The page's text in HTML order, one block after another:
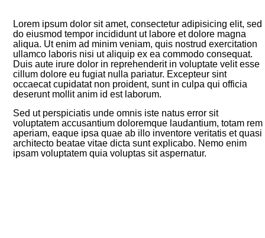
Lorem ipsum dolor sit amet, consectetur adipisicing elit, sed
do eiusmod tempor incididunt ut labore et dolore magna
aliqua. Ut enim ad minim veniam, quis nostrud exercitation
ullamco laboris nisi ut aliquip ex ea commodo consequat.
Duis aute irure dolor in reprehenderit in voluptate velit esse
cillum dolore eu fugiat nulla pariatur. Excepteur sint
occaecat cupidatat non proident, sunt in culpa qui officia
deserunt mollit anim id est laborum.
Sed ut perspiciatis unde omnis iste natus error sit
voluptatem accusantium doloremque laudantium, totam rem
aperiam, eaque ipsa quae ab illo inventore veritatis et quasi
architecto beatae vitae dicta sunt explicabo. Nemo enim
ipsam voluptatem quia voluptas sit aspernatur.